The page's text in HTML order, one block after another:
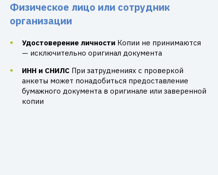
Физическое лицо или сотрудник
организации
Удостоверение личности Копии не принимаются
— исключительно оригинал документа
ИНН и СНИЛС При затруднениях с проверкой
анкеты может понадобиться предоставление
бумажного документа в оригинале или заверенной
копии